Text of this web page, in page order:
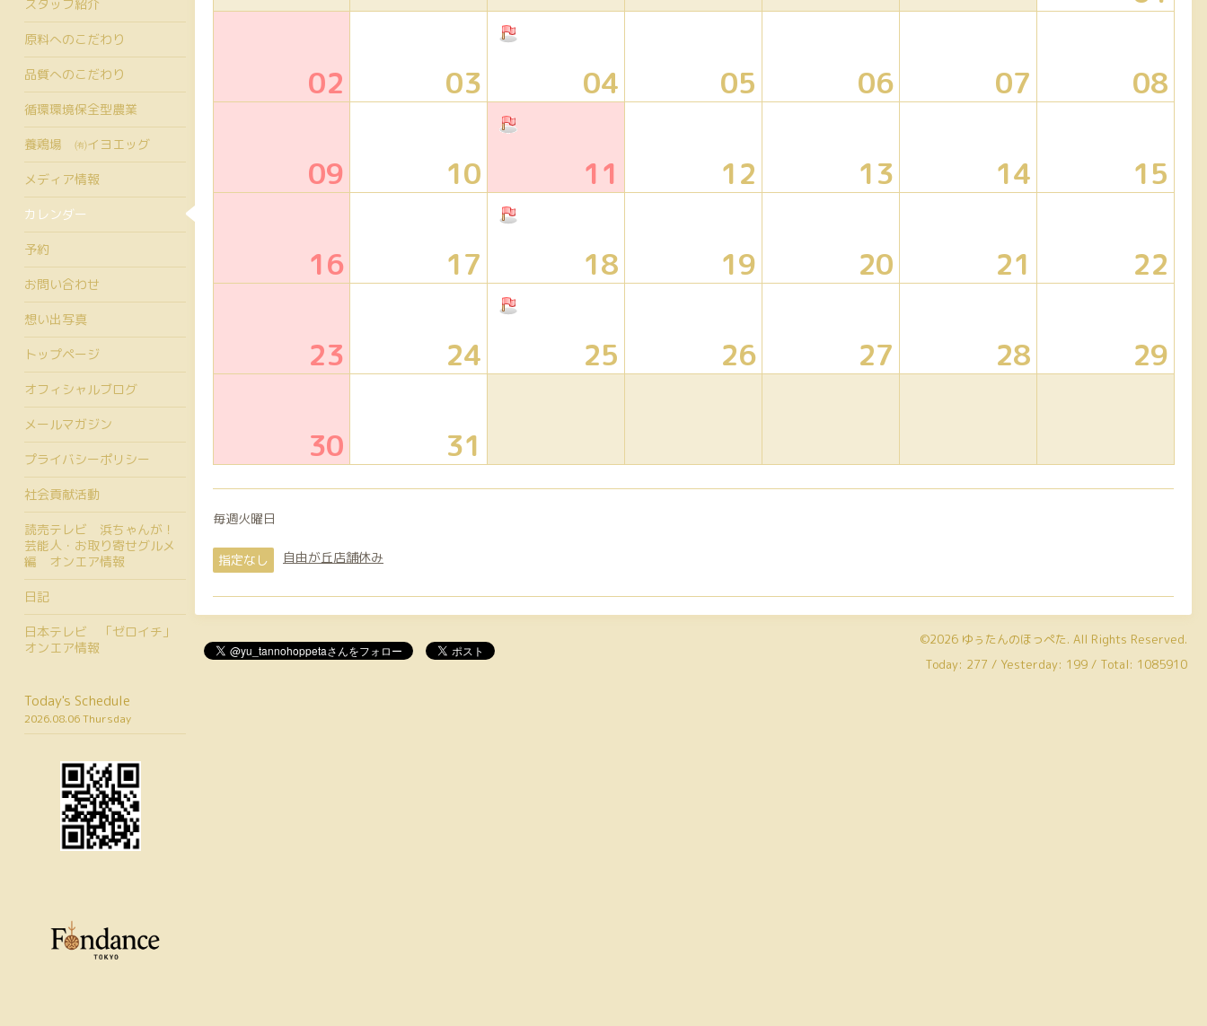
02 03 04 05 06 07 08
09 10 11 12 13 14 15
16 17 18 19 20 21 22
23 24 25 26 27 28 29
30 31
毎週火曜日
指定なし 自由が丘店舗休み
©2026 ゆぅたんのほっぺた. All Rights Reserved.
Today: 277 / Yesterday: 199 / Total: 1085910
スタッフ紹介
原料へのこだわり
品質へのこだわり
循環環境保全型農業
養鶏場 ㈲イヨエッグ
メディア情報
カレンダー
予約
お問い合わせ
想い出写真
トップページ
オフィシャルブログ
メールマガジン
プライバシーポリシー
社会貢献活動
読売テレビ 浜ちゃんが！
芸能人・お取り寄せグルメ
編 オンエア情報
日記
日本テレビ 「ゼロイチ」
オンエア情報
Today's Schedule
2026.08.06 Thursday